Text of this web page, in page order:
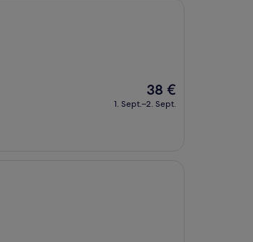
Der
Preis
beträgt
38 €
1. Sept.–2. Sept.